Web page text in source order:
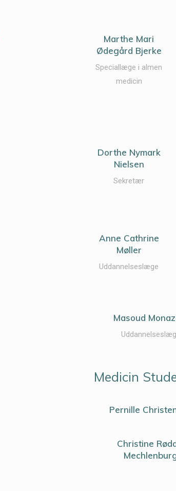
Marthe Mari
Ødegård Bjerke
Speciallæge i almen
medicin
Dorthe Nymark
Nielsen
Sekretær
Anne Cathrine
Møller
Uddannelseslæge
Masoud
Medicin
Pernille
Christine